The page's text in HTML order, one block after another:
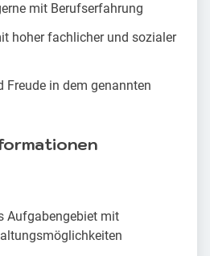
mit Berufserfahrung
hoher fachlicher und sozialer
Freude in dem genannten
Aufgabengebiet mit